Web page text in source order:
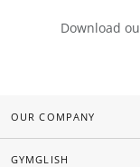
Download
OUR COMPANY
GYMGLISH